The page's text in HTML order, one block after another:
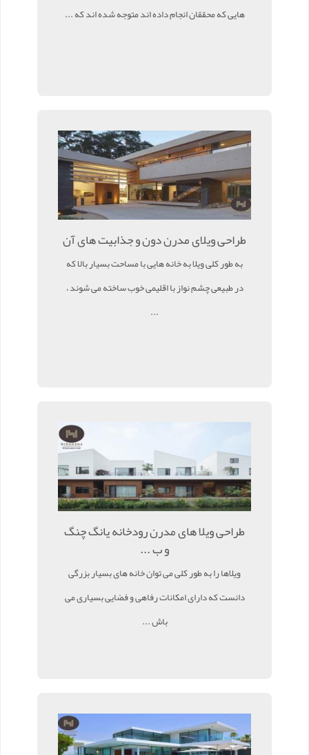
هایی که محققان انجام داده اند متوجه شده اند که ...
طراحی ویلای مدرن دون و جذابیت های آن
به طور کلی ویلا به خانه هایی با مساحت بسیار بالا که
در طبیعی چشم نواز با اقلیمی خوب ساخته می شوند ،
...
طراحی ویلا های مدرن رودخانه یانگ چنگ
و ب ...
ویلاها را به طور کلی می توان خانه های بسیار بزرگی
دانست که دارای امکانات رفاهی و فضایی بسیاری می
باش ...